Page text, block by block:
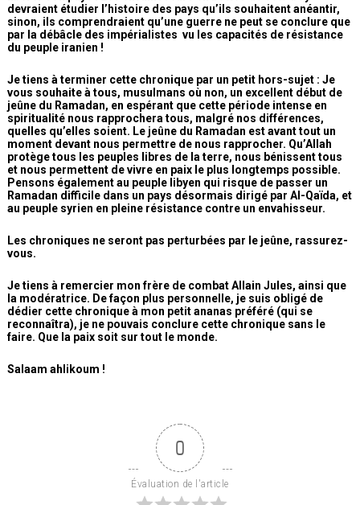
devraient étudier l’histoire des pays qu’ils souhaitent anéantir,
sinon, ils comprendraient qu’une guerre ne peut se conclure que
par la débâcle des impérialistes vu les capacités de résistance
du peuple iranien !
Je tiens à terminer cette chronique par un petit hors-sujet : Je
vous souhaite à tous, musulmans où non, un excellent début de
jeûne du Ramadan, en espérant que cette période intense en
spiritualité nous rapprochera tous, malgré nos différences,
quelles qu’elles soient. Le jeûne du Ramadan est avant tout un
moment devant nous permettre de nous rapprocher. Qu’Allah
protège tous les peuples libres de la terre, nous bénissent tous
et nous permettent de vivre en paix le plus longtemps possible.
Pensons également au peuple libyen qui risque de passer un
Ramadan difficile dans un pays désormais dirigé par Al-Qaïda, et
au peuple syrien en pleine résistance contre un envahisseur.
Les chroniques ne seront pas perturbées par le jeûne, rassurez-
vous.
Je tiens à remercier mon frère de combat Allain Jules, ainsi que
la modératrice. De façon plus personnelle, je suis obligé de
dédier cette chronique à mon petit ananas préféré (qui se
reconnaîtra), je ne pouvais conclure cette chronique sans le
faire. Que la paix soit sur tout le monde.
Salaam ahlikoum !
0
Évaluation de l'article